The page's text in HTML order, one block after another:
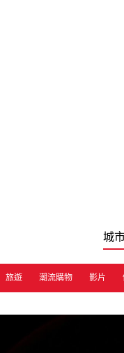
城
旅遊 潮流購物 影片